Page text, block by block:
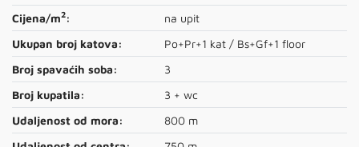
Cijena/m2:
na upit
Ukupan broj katova:
Po+Pr+1 kat / Bs+Gf+1 floor
Broj spavaćih soba:
3
Broj kupatila:
3 + wc
Udaljenost od mora:
800 m